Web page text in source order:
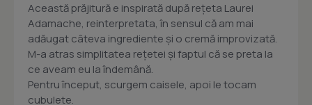
Această prăjitură e inspirată după rețeta Laurei
Adamache, reinterpretata, în sensul că am mai
adăugat câteva ingrediente și o cremă improvizată.
M-a atras simplitatea rețetei și faptul că se preta la
ce aveam eu la îndemână.
Pentru început, scurgem caisele, apoi le tocam
cubulete.